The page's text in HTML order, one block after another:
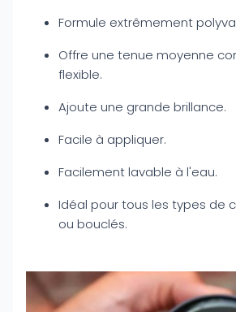
Formule extrêmement
Offre une tenue moyenne
flexible.
Ajoute une grande brillance.
Facile à appliquer.
Facilement lavable à l'eau.
Idéal pour tous les types de
ou bouclés.